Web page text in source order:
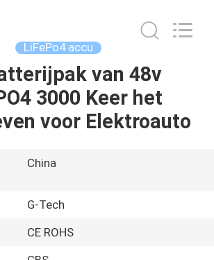
LiFePo4 accu
van 48v
3000 Keer het
voor Elektroauto
China
G-Tech
CE ROHS